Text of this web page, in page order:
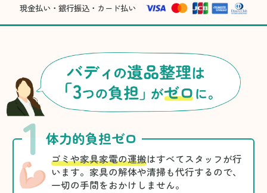
現金払い・銀行振込・カード払い
1 体力的負担ゼロ
ゴミや家具家電の運搬はすべてスタッフが行
います。家具の解体や清掃も代行するので、
一切の手間をおかけしません。